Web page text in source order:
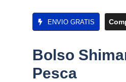
ENVIO GRATIS
Bolso
Pesca